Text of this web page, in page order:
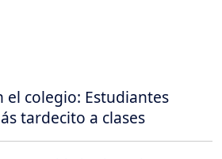
colegio: Estudiantes
tardecito a clases